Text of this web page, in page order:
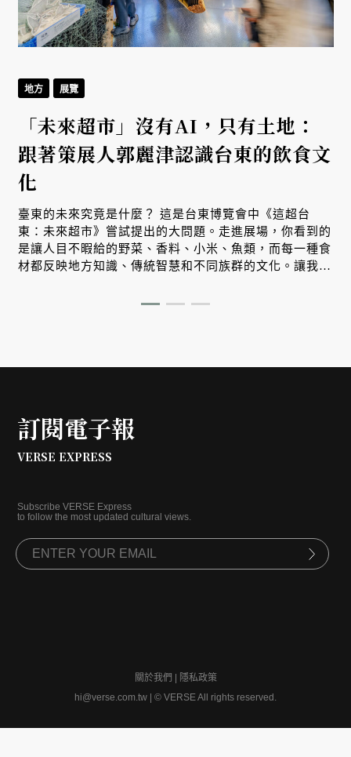
地方 展覽
「未來超市」沒有AI，只有土地：
跟著策展人郭麗津認識台東的飲食文
化
臺東的未來究竟是什麼？ 這是台東博覽會中《這超台
東：未來超市》嘗試提出的大問題。走進展場，你看到的
是讓人目不暇給的野菜、香料、小米、魚類，而每一種食
材都反映地方知識、傳統智慧和不同族群的文化。讓我們
訂閱電子報
VERSE EXPRESS
Subscribe VERSE Express
to follow the most updated cultural views.
關於我們 | 隱私政策
hi@verse.com.tw | © VERSE All rights reserved.